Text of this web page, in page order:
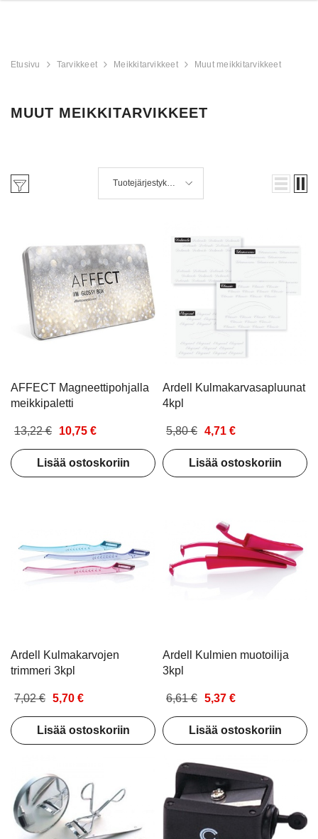
Etusivu Tarvikkeet Meikkitarvikkeet Muut meikkitarvikkeet
MUUT MEIKKITARVIKKEET
Tuotejärjestyksen
AFFECT Magneettipohjalla
meikkipaletti
13,22 € 10,75 €
Lisää ostoskoriin
Ardell Kulmakarvasapluunat
4kpl
5,80 € 4,71 €
Lisää ostoskoriin
Ardell Kulmakarvojen
trimmeri 3kpl
7,02 € 5,70 €
Lisää ostoskoriin
Ardell Kulmien muotoilija
3kpl
6,61 € 5,37 €
Lisää ostoskoriin
Aristocrat Shower
Exfoliating Set
Lisää ostoskoriin
Gift Set
15,00 €
Lisää